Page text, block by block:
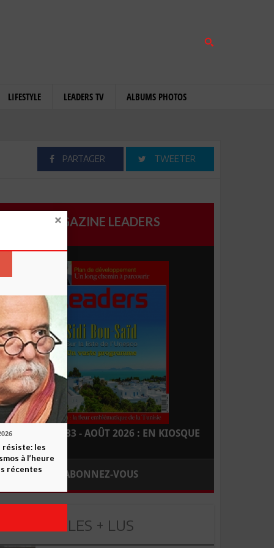
LIFESTYLE LEADERS TV ALBUMS PHOTOS
PARTAGER TWEETER
MAGAZINE LEADERS
LEADERS N° 183 - AOÛT 2026 : EN KIOSQUE
ABONNEZ-VOUS
LES + LUS
résiste: les
à l’heure
récentes